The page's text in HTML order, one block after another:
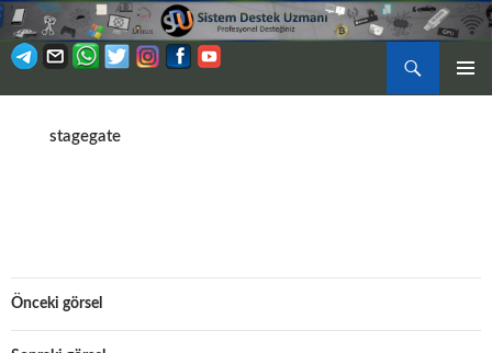
Ara
ATLAstagegate
Önceki görsel